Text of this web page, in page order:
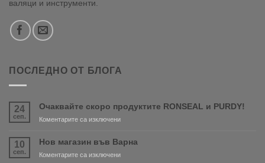
валяци и инструменти.
ПОСЛЕДНО ОТ БЛОГА
24
сеп.
Очаквайте скоро продуктите RONSEAL и PURDY!
Коментарите са изключениза
продуктите
RONSEAL
10
сеп.
Нов магазин във Варна
Коментарите са изключениза